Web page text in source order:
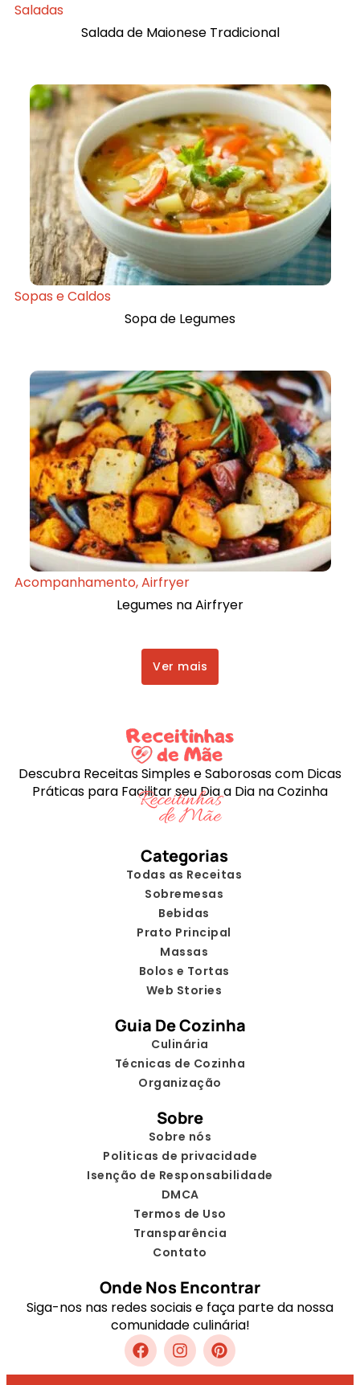
Saladas
Salada de Maionese Tradicional
Sopas e Caldos
Sopa de Legumes
Acompanhamento,Airfryer
Legumes na Airfryer
Ver mais
Descubra Receitas Simples e Saborosas com Dicas
Práticas para Facilitar seu Dia a Dia na Cozinha
Categorias
Todas as Receitas
Sobremesas
Bebidas
Prato Principal
Massas
Bolos e Tortas
Web Stories
Guia De Cozinha
Culinária
Técnicas de Cozinha
Organização
Sobre
Sobre nós
Politicas de privacidade
Isenção de Responsabilidade
DMCA
Termos de Uso
Transparência
Contato
Onde Nos Encontrar
Siga-nos nas redes sociais e faça parte da nossa
comunidade culinária!